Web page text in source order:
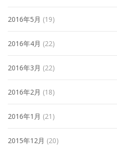
2016年5月 (19)
2016年4月 (22)
2016年3月 (22)
2016年2月 (18)
2016年1月 (21)
2015年12月 (20)